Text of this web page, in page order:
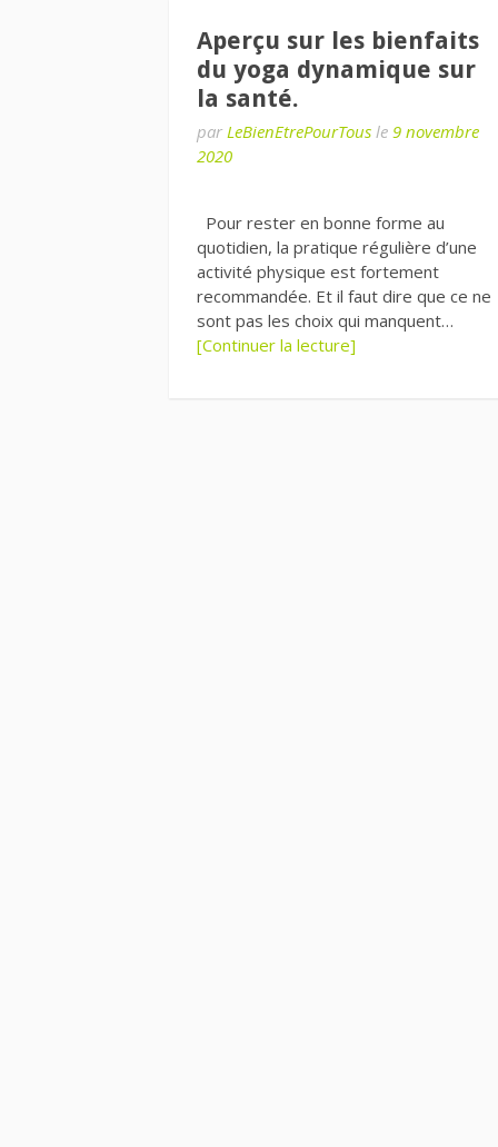
Aperçu sur les bienfaits
du yoga dynamique sur
la santé.
par LeBienEtrePourTous le 9 novembre
2020
Pour rester en bonne forme au
quotidien, la pratique régulière d’une
activité physique est fortement
recommandée. Et il faut dire que ce ne
sont pas les choix qui manquent…
[Continuer la lecture]